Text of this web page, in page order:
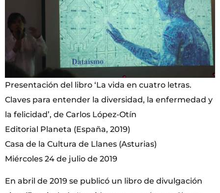
Presentación del libro ‘La vida en cuatro letras.
Claves para entender la diversidad, la enfermedad y
la felicidad’, de Carlos López-Otín
Editorial Planeta (España, 2019)
Casa de la Cultura de Llanes (Asturias)
Miércoles 24 de julio de 2019
En abril de 2019 se publicó un libro de divulgación